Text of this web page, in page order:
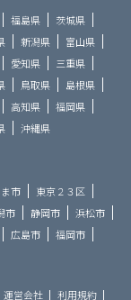
福島県
茨城県
新潟県
富山県
愛知県
三重県
鳥取県
島根県
高知県
福岡県
沖縄県
市
東京２３区
市 静岡市
浜松市
広島市
福岡市
運営会社 利用規約